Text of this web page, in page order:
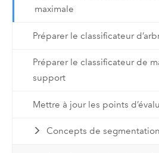
maximale
Préparer le classificateur
Préparer le classificateur de
support
Mettre à jour les points
Concepts de